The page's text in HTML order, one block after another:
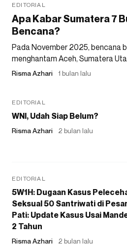
EDITORIAL
Apa Kabar Sumatera 7
Bencana?
Pada November 2025, bencana
menghantam Aceh, Sumatera
Risma Azhari 1 bulan lalu
EDITORIAL
WNI, Udah Siap Belum?
Risma Azhari 2 bulan lalu
EDITORIAL
5W1H: Dugaan Kasus
Seksual 50 Santriwati di
Pati: Update Kasus Usai
2 Tahun
Risma Azhari 2 bulan lalu